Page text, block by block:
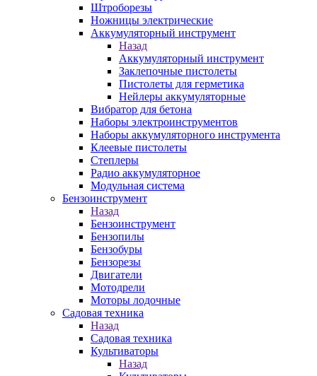
Штроборезы
Ножницы электрические
Аккумуляторный инструмент
Назад
Аккумуляторный инструмент
Заклепочные пистолеты
Пистолеты для герметика
Нейлеры аккумуляторные
Вибратор для бетона
Наборы электроинструментов
Наборы аккумуляторного инструмента
Клеевые пистолеты
Степлеры
Радио аккумуляторное
Модульная система
Бензоинструмент
Назад
Бензоинструмент
Бензопилы
Бензобуры
Бензорезы
Двигатели
Мотодрели
Моторы лодочные
Садовая техника
Назад
Садовая техника
Культиваторы
Назад